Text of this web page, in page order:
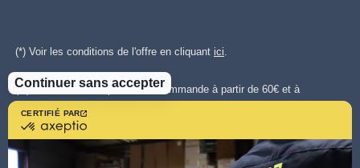
CERTIFIÉ PAR
Continuer sans accepter
(*) Voir les conditions de l'offre en cliquant ici
(**)Livraison offerte pour toute commande à partir de 60€ et à
destination de la France métropolitaine - hors Corse et destinations
spéciales. Offre valable sur le transporteur le moins cher disponible.
Plus d'infos cliquezici..